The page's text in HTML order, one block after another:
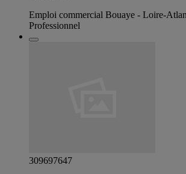
Emploi commercial Bouaye - Loire-
Professionnel
309697647